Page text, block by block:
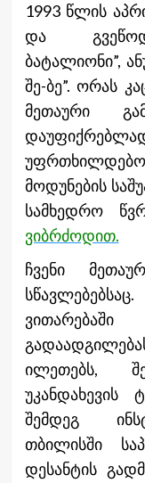
1993 წლის
და
ბატალიონი”,
შე-ბე”. ორას
მეთაური
მოდუნების
სამხედრო
ვიბრძოდით.
ჩვენი
ილეთებს,
უკანდახევის
შემდეგ
თბილისში
დესანტის